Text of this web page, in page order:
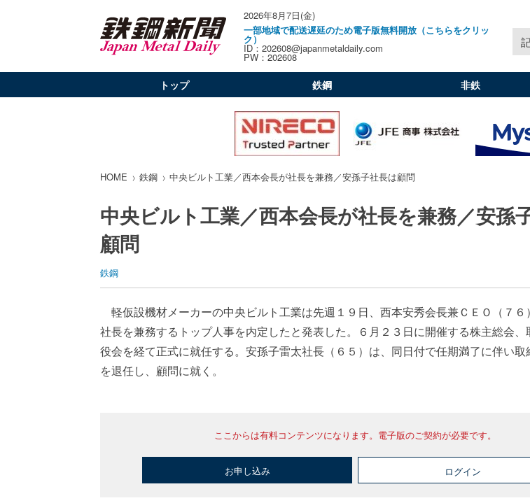
2026年8月7日(金)
一部地域で配送遅延のため電子版無料開放（こちらをクリッ
ク）
ID：202608@japanmetaldaily.com
PW：202608
トップ 鉄鋼 非鉄
HOME 鉄鋼 中央ビルト工業／西本会長が社長を兼務／安孫子社長は顧問
中央ビルト工業／西本会長が社長を兼務／安孫
顧問
鉄鋼
軽仮設機材メーカーの中央ビルト工業は先週１９日、西本安秀会長兼ＣＥＯ（７６
社長を兼務するトップ人事を内定したと発表した。６月２３日に開催する株主総会、
役会を経て正式に就任する。安孫子雷太社長（６５）は、同日付で任期満了に伴い取
を退任し、顧問に就く。
ここからは有料コンテンツになります。電子版のご契約が必要です。
お申し込み ログイン